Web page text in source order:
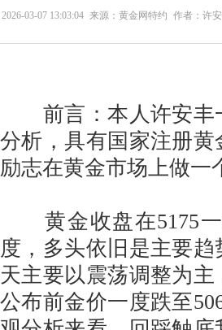
2026-03-07 13:03:04 来源：黄金网特约 作者：许
前言：本人许安丰
分析，具有国家注册
励志在黄金市场上做一
黄金收盘在5175一
度，多头依旧是主要
天主要以震荡调整为
公布前金价一度跌至